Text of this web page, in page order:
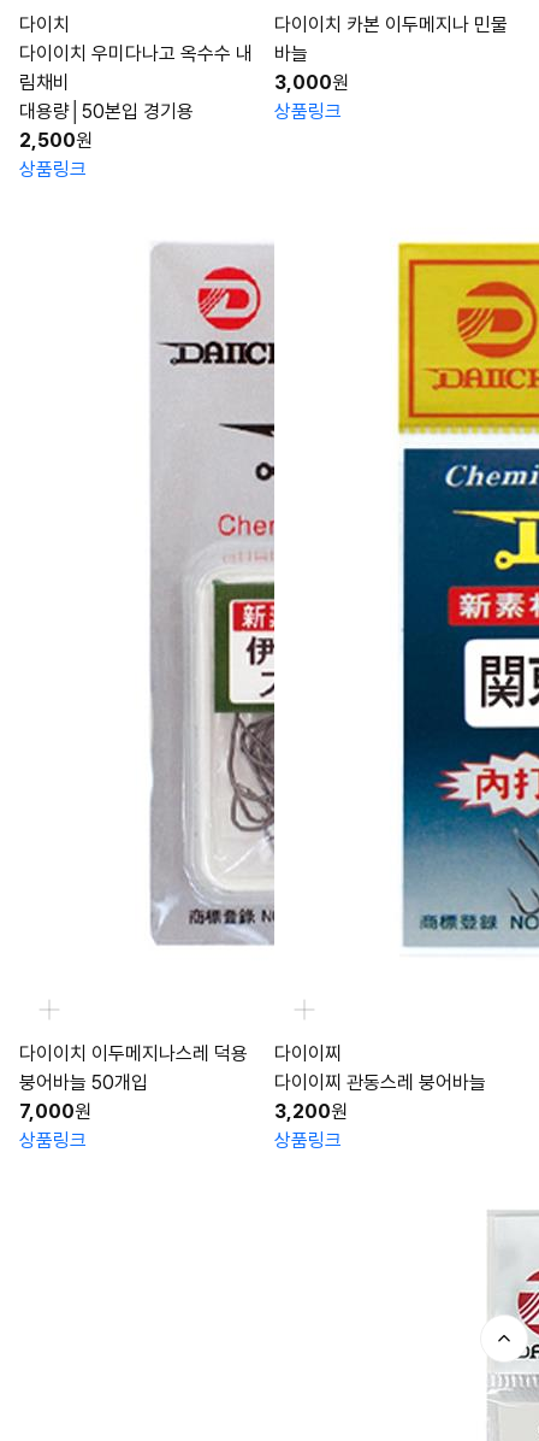
다이치
다이이치 우미다나고 옥수수 내
림채비
대용량│50본입 경기용
2,500원
상품링크
다이이치 카본 이두메지나 민물
바늘
3,000원
상품링크
다이이치 이두메지나스레 덕용
붕어바늘 50개입
7,000원
상품링크
다이이찌
다이이찌 관동스레 붕어바늘
3,200원
상품링크